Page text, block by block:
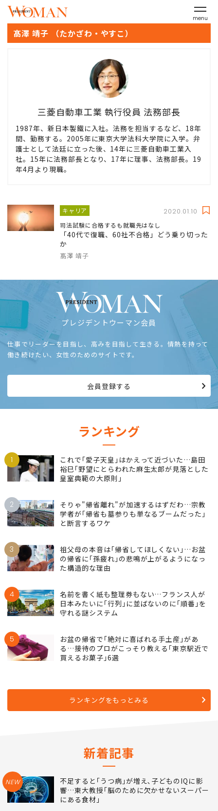
menu
髙澤 靖子 （たかざわ・やすこ）
三菱自動車工業 執行役員 法務部長
1987年、新日本製鐵に入社。法務を担当するなど、18年
間、勤務する。2005年に東京大学法科大学院に入学。弁
護士として法廷に立った後、14年に三菱自動車工業入
社。15年に法務部長となり、17年に理事、法務部長。19
年4月より現職。
キャリア 2020.01.10
司法試験に合格するも就職先はなし
「40代で復職、60社不合格」どう乗り切った
か
髙澤 靖子
プレジデントウーマン会員
仕事でリーダーを目指し、高みを目指して生きる。情熱を持って
働き続けたい、女性のためのサイトです。
会員登録する
ランキング
1
これで｢愛子天皇｣はかえって近づいた…島田
裕巳｢野望にとらわれた麻生太郎が見落とした
皇室典範の大原則｣
2
そりゃ"帰省離れ"が加速するはずだわ…宗教
学者が｢帰省も墓参りも単なるブームだった｣
と断言するワケ
3
祖父母の本音は｢帰省してほしくない｣…お盆
の帰省に｢孫疲れ｣の悲鳴が上がるようになっ
た構造的な理由
4
名前を書く紙も整理券もない…フランス人が
日本みたいに｢行列｣に並ばないのに｢順番｣を
守れる謎システム
5
お盆の帰省で｢絶対に喜ばれる手土産｣があ
る…接待のプロがこっそり教える｢東京駅近で
買えるお菓子｣6選
ランキングをもっとみる
新着記事
NEW
不足すると｢うつ病｣が増え､子どものIQに影
響…東大教授｢脳のために欠かせないスーパー
にある食材｣